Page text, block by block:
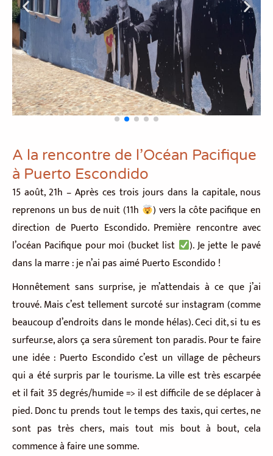
A la rencontre de l’Océan Pacifique
à Puerto Escondido
15 août, 21h – Après ces trois jours dans la capitale, nous
reprenons un bus de nuit (11h
) vers la côte pacifique en
direction de Puerto Escondido. Première rencontre avec
l’océan Pacifique pour moi (bucket list
). Je jette le pavé
dans la marre : je n’ai pas aimé Puerto Escondido !
Honnêtement sans surprise, je m’attendais à ce que j’ai
trouvé. Mais c’est tellement surcoté sur instagram (comme
beaucoup d’endroits dans le monde hélas). Ceci dit, si tu es
surfeur.se, alors ça sera sûrement ton paradis. Pour te faire
une idée : Puerto Escondido c’est un village de pêcheurs
qui a été surpris par le tourisme. La ville est très escarpée
et il fait 35 degrés/humide => il est difficile de se déplacer à
pied. Donc tu prends tout le temps des taxis, qui certes, ne
sont pas très chers, mais tout mis bout à bout, cela
commence à faire une somme.